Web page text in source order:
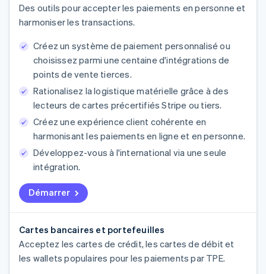
Des outils pour accepter les paiements en personne et
harmoniser les transactions.
Démarrer
Créez un système de paiement personnalisé ou
choisissez parmi une centaine d'intégrations de
points de vente tierces.
Rationalisez la logistique matérielle grâce à des
lecteurs de cartes précertifiés Stripe ou tiers.
Créez une expérience client cohérente en
harmonisant les paiements en ligne et en personne.
Développez-vous à l'international via une seule
intégration.
Cartes bancaires et portefeuilles
Acceptez les cartes de crédit, les cartes de débit et
les wallets populaires pour les paiements par TPE.